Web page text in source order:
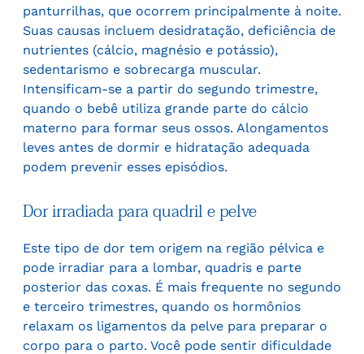
panturrilhas, que ocorrem principalmente à noite.
Suas causas incluem desidratação, deficiência de
nutrientes (cálcio, magnésio e potássio),
sedentarismo e sobrecarga muscular.
Intensificam-se a partir do segundo trimestre,
quando o bebê utiliza grande parte do cálcio
materno para formar seus ossos. Alongamentos
leves antes de dormir e hidratação adequada
podem prevenir esses episódios.
Dor irradiada para quadril e pelve
Este tipo de dor tem origem na região pélvica e
pode irradiar para a lombar, quadris e parte
posterior das coxas. É mais frequente no segundo
e terceiro trimestres, quando os hormônios
relaxam os ligamentos da pelve para preparar o
corpo para o parto. Você pode sentir dificuldade